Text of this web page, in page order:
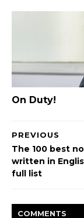
On Duty!
PREVIOUS
The 100 best
written in
full list
COMMENTS